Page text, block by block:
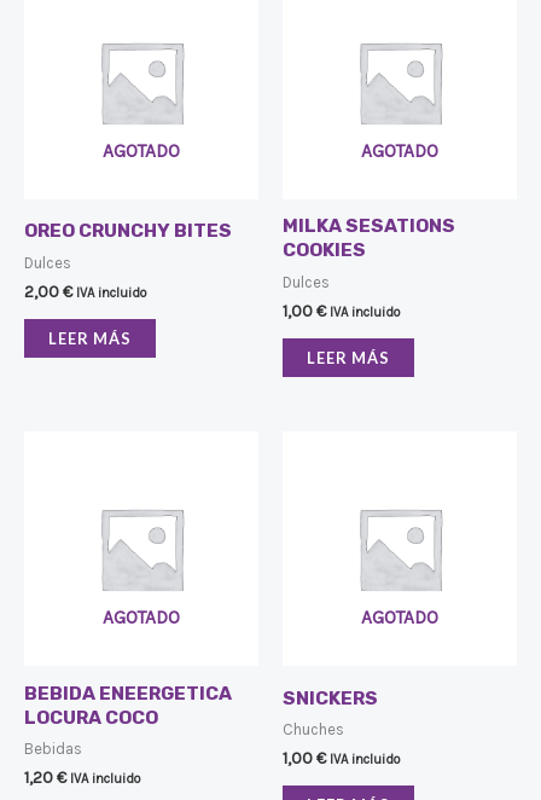
AGOTADO
OREO CRUNCHY BITES
Dulces
2,00€ IVA incluido
LEER MÁS
AGOTADO
MILKA SESATIONS
COOKIES
Dulces
1,00€ IVA incluido
LEER MÁS
AGOTADO
BEBIDA ENEERGETICA
LOCURA COCO
Bebidas
1,20€ IVA incluido
AGOTADO
SNICKERS
Chuches
1,00€ IVA incluido